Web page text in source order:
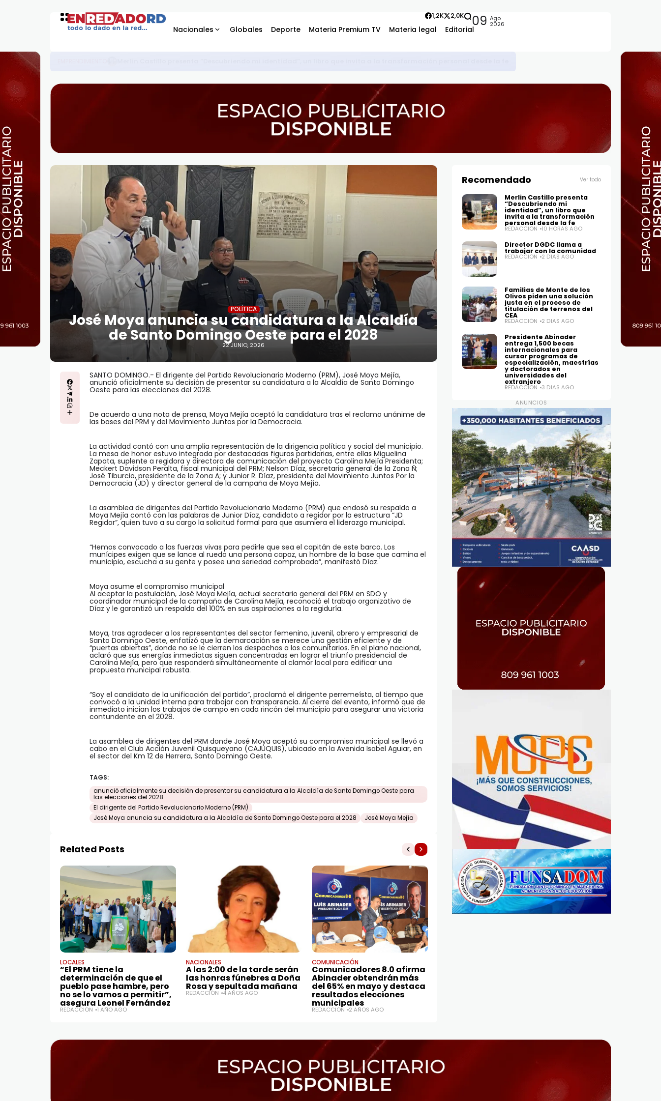
Nacionales Globales Deporte Materia Premium TV Materia legal Editorial
1,2K 2,0K 09 Ago
2026
POLÍTICA
José Moya anuncia su candidatura a la Alcaldía
de Santo Domingo Oeste para el 2028
22 JUNIO, 2026
SANTO DOMINGO.- El dirigente del Partido Revolucionario Moderno (PRM), José Moya Mejía,
anunció oficialmente su decisión de presentar su candidatura a la Alcaldía de Santo Domingo
Oeste para las elecciones del 2028.
De acuerdo a una nota de prensa, Moya Mejía aceptó la candidatura tras el reclamo unánime de
las bases del PRM y del Movimiento Juntos por la Democracia.
La actividad contó con una amplia representación de la dirigencia política y social del municipio.
La mesa de honor estuvo integrada por destacadas figuras partidarias, entre ellas Miguelina
Zapata, suplente a regidora y directora de comunicación del proyecto Carolina Mejía Presidenta;
Meckert Davidson Peralta, fiscal municipal del PRM; Nelson Díaz, secretario general de la Zona Ñ;
José Tiburcio, presidente de la Zona A; y Junior R. Díaz, presidente del Movimiento Juntos Por la
Democracia (JD) y director general de la campaña de Moya Mejía.
La asamblea de dirigentes del Partido Revolucionario Moderno (PRM) que endosó su respaldo a
Moya Mejía contó con las palabras de Junior Díaz, candidato a regidor por la estructura “JD
Regidor”, quien tuvo a su cargo la solicitud formal para que asumiera el liderazgo municipal.
“Hemos convocado a las fuerzas vivas para pedirle que sea el capitán de este barco. Los
munícipes exigen que se lance al ruedo una persona capaz, un hombre de la base que camina el
municipio, escucha a su gente y posee una seriedad comprobada”, manifestó Díaz.
Moya asume el compromiso municipal
Al aceptar la postulación, José Moya Mejía, actual secretario general del PRM en SDO y
coordinador municipal de la campaña de Carolina Mejía, reconoció el trabajo organizativo de
Díaz y le garantizó un respaldo del 100% en sus aspiraciones a la regiduría.
Moya, tras agradecer a los representantes del sector femenino, juvenil, obrero y empresarial de
Santo Domingo Oeste, enfatizó que la demarcación se merece una gestión eficiente y de
“puertas abiertas”, donde no se le cierren los despachos a los comunitarios. En el plano nacional,
aclaró que sus energías inmediatas siguen concentradas en lograr el triunfo presidencial de
Carolina Mejía, pero que responderá simultáneamente al clamor local para edificar una
propuesta municipal robusta.
“Soy el candidato de la unificación del partido”, proclamó el dirigente perremeísta, al tiempo que
convocó a la unidad interna para trabajar con transparencia. Al cierre del evento, informó que de
inmediato inician los trabajos de campo en cada rincón del municipio para asegurar una victoria
contundente en el 2028.
La asamblea de dirigentes del PRM donde José Moya aceptó su compromiso municipal se llevó a
cabo en el Club Acción Juvenil Quisqueyano (CAJUQUIS), ubicado en la Avenida Isabel Aguiar, en
el sector del Km 12 de Herrera, Santo Domingo Oeste.
TAGS:
anunció oficialmente su decisión de presentar su candidatura a la Alcaldía de Santo Domingo Oeste para
las elecciones del 2028.
El dirigente del Partido Revolucionario Moderno (PRM)
José Moya anuncia su candidatura a la Alcaldía de Santo Domingo Oeste para el 2028
José Moya Mejía
Related Posts
LOCALES
“El PRM tiene la
determinación de que el
pueblo pase hambre, pero
no se lo vamos a permitir”,
asegura Leonel Fernández
REDACCIÓN 1 AÑO AGO
NACIONALES
A las 2:00 de la tarde serán
las honras fúnebres a Doña
Rosa y sepultada mañana
REDACCIÓN 4 AÑOS AGO
COMUNICACIÓN
Comunicadores 8.0 afirma
Abinader obtendrán más
del 65% en mayo y destaca
resultados elecciones
municipales
REDACCIÓN 2 AÑOS AGO
Recomendado Ver todo
Merlin Castillo presenta
“Descubriendo mi
identidad”, un libro que
invita a la transformación
personal desde la fe
REDACCIÓN 10 HORAS AGO
Director DGDC llama a
trabajar con la comunidad
REDACCIÓN 2 DÍAS AGO
Familias de Monte de los
Olivos piden una solución
justa en el proceso de
titulación de terrenos del
CEA
REDACCIÓN 2 DÍAS AGO
Presidente Abinader
entrega 1,500 becas
internacionales para
cursar programas de
especialización, maestrías
y doctorados en
universidades del
extranjero
REDACCIÓN 3 DÍAS AGO
ANUNCIOS